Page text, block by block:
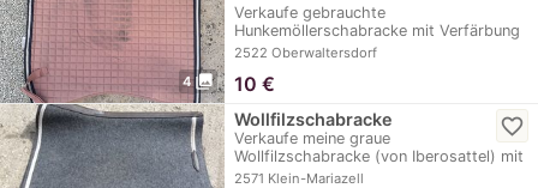
4 photo_library
Verkaufe gebrauchte
Hunkemöllerschabracke mit Verfärbung
im Sattelbereich.
2522 Oberwaltersdorf
10 €
Wollfilzschabracke
Verkaufe meine graue
Wollfilzschabracke (von Iberosattel) mit
schöner Verzierung. NP…
2571 Klein-Mariazell
favorite_border